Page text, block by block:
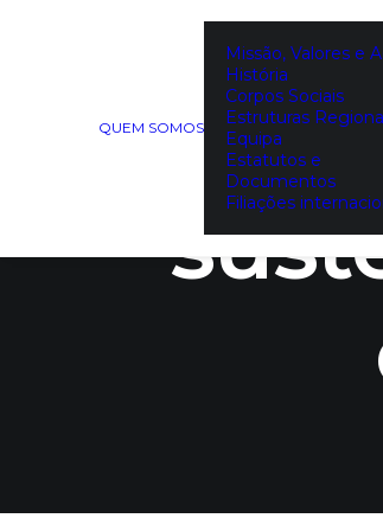
QUEM SOMOS
Missão, Valores e
História
Corpos Sociais
Estruturas
Equipa
Estatutos e
Documentos
Filiações